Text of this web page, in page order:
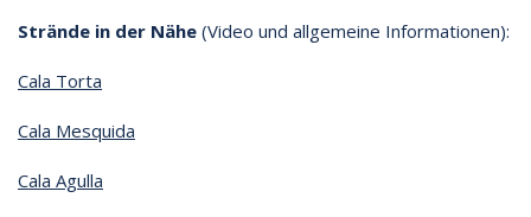
Strände in der Nähe (Video und allgemeine Informationen):
Cala Torta
Cala Mesquida
Cala Agulla